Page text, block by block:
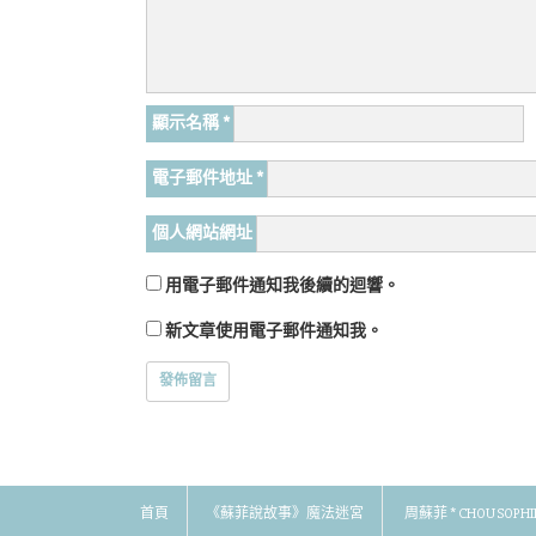
顯示名稱 *
電子郵件地址 *
個人網站網址
用電子郵件通知我後續的迴響。
新文章使用電子郵件通知我。
首頁 《蘇菲說故事》魔法迷宮 周蘇菲 * CHOU